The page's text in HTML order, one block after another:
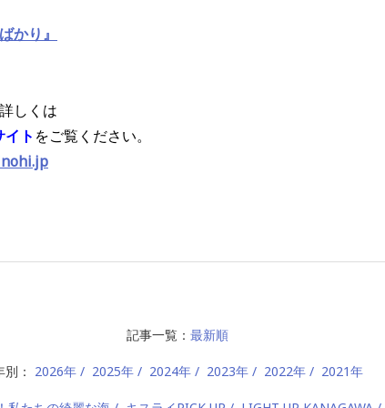
かり』
しくは
ト をご覧ください。
記事一覧： 最新順
別： 2026年 2025年 2024年 2023年 2022年 2021年